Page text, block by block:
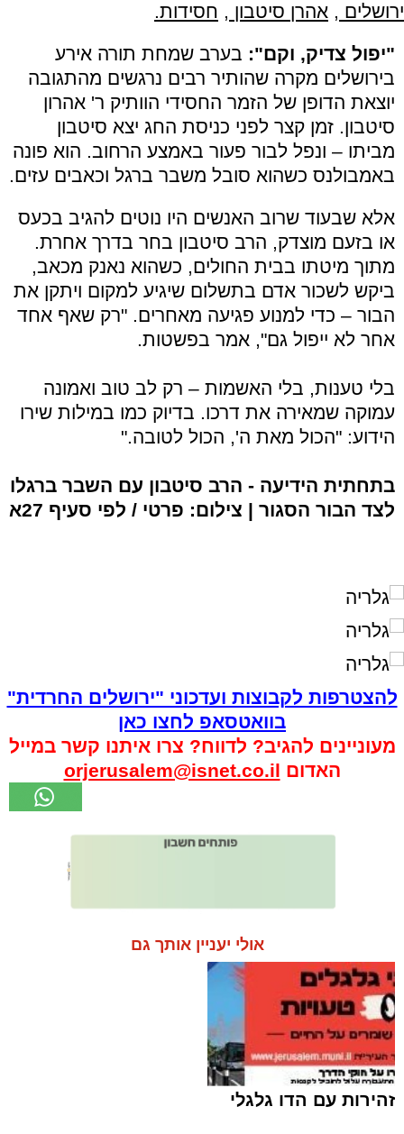
ירושלים , אהרן סיטבון , חסידות.
"יפול צדיק, וקם": בערב שמחת תורה אירע
בירושלים מקרה שהותיר רבים נרגשים מהתגובה
יוצאת הדופן של הזמר החסידי הוותיק ר' אהרון
סיטבון. זמן קצר לפני כניסת החג יצא סיטבון
מביתו – ונפל לבור פעור באמצע הרחוב. הוא פונה
באמבולנס כשהוא סובל משבר ברגל וכאבים עזים.
אלא שבעוד שרוב האנשים היו נוטים להגיב בכעס
או בזעם מוצדק, הרב סיטבון בחר בדרך אחרת.
מתוך מיטתו בבית החולים, כשהוא נאנק מכאב,
ביקש לשכור אדם בתשלום שיגיע למקום ויתקן את
הבור – כדי למנוע פגיעה מאחרים. "רק שאף אחד
אחר לא ייפול גם", אמר בפשטות.
בלי טענות, בלי האשמות – רק לב טוב ואמונה
עמוקה שמאירה את דרכו. בדיוק כמו במילות שירו
הידוע: "הכול מאת ה', הכול לטובה."
בתחתית הידיעה - הרב סיטבון עם השבר ברגלו
לצד הבור הסגור | צילום: פרטי / לפי סעיף 27א
להצטרפות לקבוצות ועדכוני "ירושלים החרדית"
בוואטסאפ לחצו כאן
מעוניינים להגיב? לדווח? צרו איתנו קשר במייל
האדום orjerusalem@isnet.co.il
אולי יעניין אותך גם
זהירות עם הדו גלגלי